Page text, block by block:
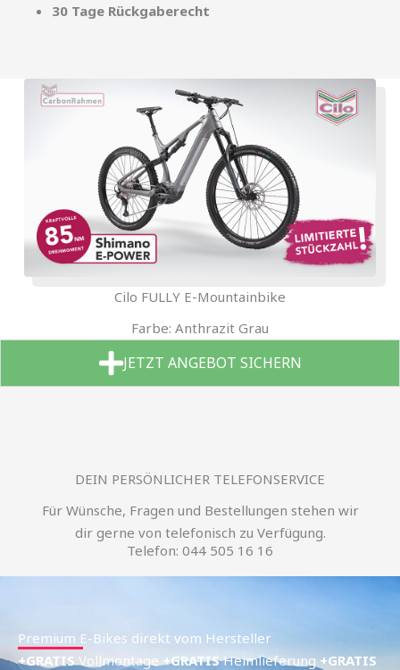
30 Tage Rückgaberecht
Cilo FULLY E-Mountainbike
Farbe: Anthrazit Grau
JETZT ANGEBOT SICHERN
DEIN PERSÖNLICHER TELEFONSERVICE
Für Wünsche, Fragen und Bestellungen stehen wir
dir gerne von telefonisch zu Verfügung.
Telefon: 044 505 16 16
Premium E-Bikes direkt vom Hersteller
+GRATIS Vollmontage +GRATISHeimlieferung +GRATIS